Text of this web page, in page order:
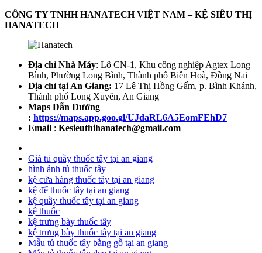
CÔNG TY TNHH HANATECH VIỆT NAM – KỆ SIÊU THỊ
HANATECH
Địa chỉ Nhà Máy: Lô CN-1, Khu công nghiệp Agtex Long
Bình, Phường Long Bình, Thành phố Biên Hoà, Đồng Nai
Địa chỉ tại An Giang: 17 Lê Thị Hồng Gấm, p. Bình Khánh,
Thành phố Long Xuyên, An Giang
Maps Dẫn Đường
: https://maps.app.goo.gl/UJdaRL6A5EomFEhD7
Email : Kesieuthihanatech@gmail.com
Giá tủ quầy thuốc tây tại an giang
hình ảnh tủ thuốc tây
kệ cửa hàng thuốc tây tại an giang
kệ để thuốc tây tại an giang
kệ quầy thuốc tây tại an giang
kệ thuốc
kệ trưng bày thuốc tây
kệ trưng bày thuốc tây tại an giang
Mẫu tủ thuốc tây bằng gỗ tại an giang